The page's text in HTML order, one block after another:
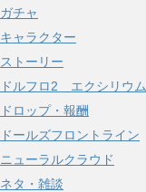
ガチャ
キャラクター
ストーリー
ドルフロ2 エクシリウム
ドロップ・報酬
ドールズフロントライン
ニューラルクラウド
ネタ・雑談